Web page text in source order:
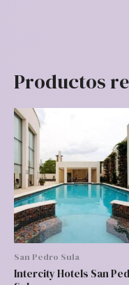
Productos
San Pedro Sula
Intercity Hotels San